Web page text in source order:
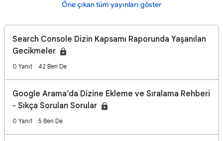
Öne çıkan tüm yayınları göster
Search Console Dizin Kapsamı Raporunda Yaşanılan
Gecikmeler
0 Yanıt 42 Ben De
Google Arama’da Dizine Ekleme ve Sıralama Rehberi
- Sıkça Sorulan Sorular
0 Yanıt 5 Ben De